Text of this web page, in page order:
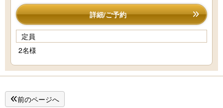
詳細/ご予約
定員
2名様
前のページへ